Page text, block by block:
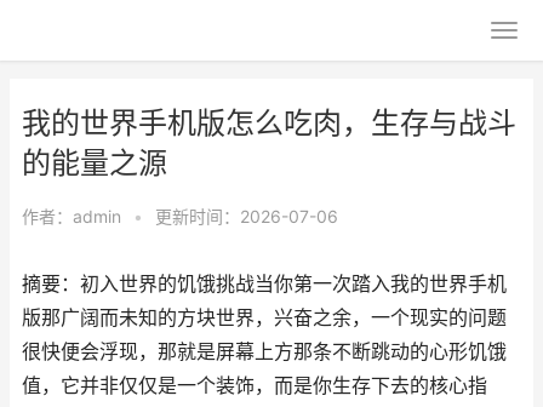
我的世界手机版怎么吃肉，生存与战斗
的能量之源
作者： admin • 更新时间：2026-07-06
摘要：初入世界的饥饿挑战当你第一次踏入我的世界手机
版那广阔而未知的方块世界，兴奋之余，一个现实的问题
很快便会浮现，那就是屏幕上方那条不断跳动的心形饥饿
值，它并非仅仅是一个装饰，而是你生存下去的核心指